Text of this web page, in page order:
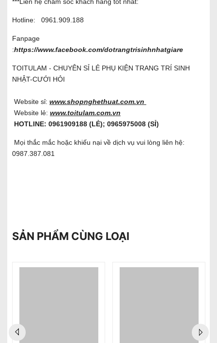
Hotline: 0961.909.188
Fanpage
:https://www.facebook.com/dotrangtrisinhnhatgiare
TOITULAM - CHUYÊN SỈ LẺ PHỤ KIỆN TRANG TRÍ SINH
NHẬT-CƯỚI HỎI
Website sỉ: www.shopnghethuat.com.vn
Website lẻ: www.toitulam.com.vn
HOTLINE: 0961909188 (LẺ); 0965975008 (SỈ)
Mọi thắc mắc hoặc khiếu nại về dịch vụ vui lòng liên hệ:
0987.387.081
SẢN PHẨM CÙNG LOẠI